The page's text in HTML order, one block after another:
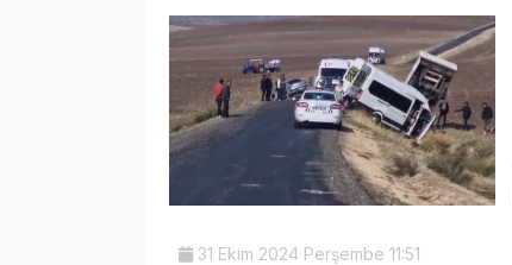
31 Ekim 2024 Perşembe 11:51